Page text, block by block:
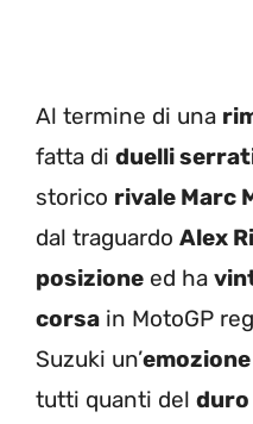
Al termine di una
fatta di duelli
storico rivale Marc
dal traguardo Alex
posizione ed ha
corsa in MotoGP
Suzuki un’
tutti quanti del